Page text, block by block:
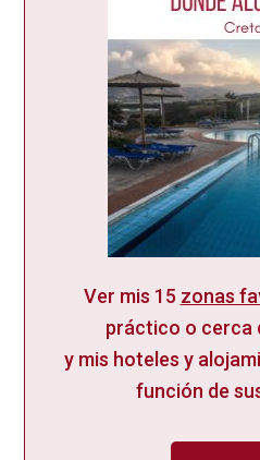
Ver mis 15 zonas
práctico o cerca
y mis hoteles y
función de